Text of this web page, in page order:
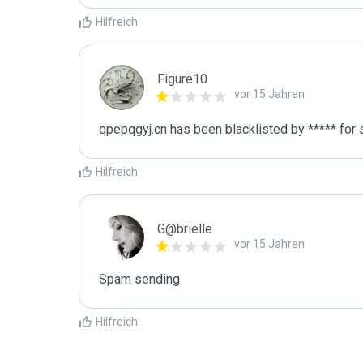
Hilfreich
Figure10
vor 15 Jahren
qpepqgyj.cn has been blacklisted by ***** for
Hilfreich
G@brielle
vor 15 Jahren
Spam sending.
Hilfreich